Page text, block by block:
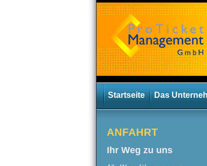
Startseite Das
ANFAHRT
Ihr Weg zu uns